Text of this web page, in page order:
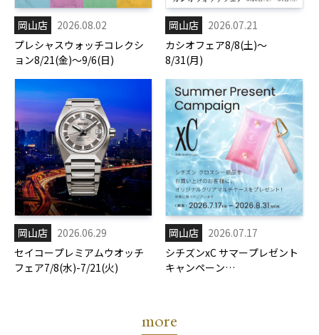
岡山店
2026.08.02
プレシャスウォッチコレクシ
ョン8/21(金)～9/6(日)
岡山店
2026.07.21
カシオフェア8/8(土)～
8/31(月)
岡山店
2026.06.29
セイコープレミアムウオッチ
フェア7/8(水)-7/21(火)
岡山店
2026.07.17
シチズンxC サマープレゼント
キャンペーン
more